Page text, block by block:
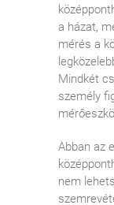
a házat,
mérés a
Mindkét
személy
Abban az
nem